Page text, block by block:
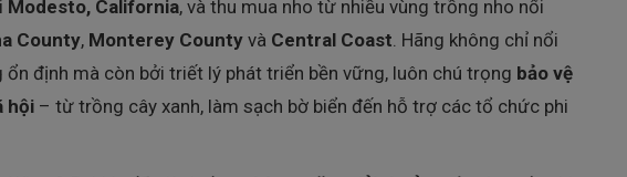
Modesto, California, và thu mua nho từ nhiều vùng trồng nho nổi
County, Monterey County và Central Coast . Hãng không chỉ nổi
định mà còn bởi triết lý phát triển bền vững, luôn chú trọng bảo vệ
hội – từ trồng cây xanh, làm sạch bờ biển đến hỗ trợ các tổ chức phi